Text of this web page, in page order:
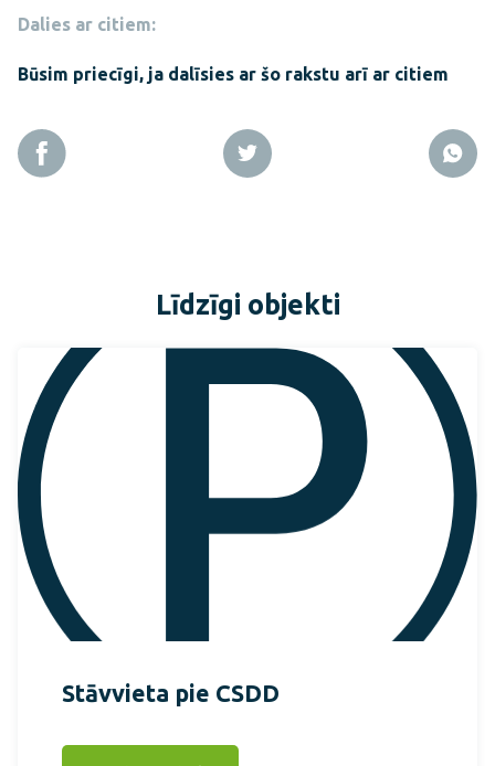
Dalies ar citiem:
Būsim priecīgi, ja dalīsies ar šo rakstu arī ar citiem
Līdzīgi objekti
Stāvvieta pie CSDD